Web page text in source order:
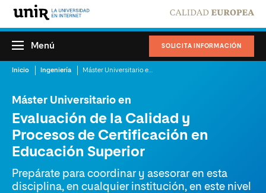
SOLICITA INFORMACIÓN
Menú
Inicio Ingeniería
Máster Universitario en
Evaluación de la Calidad y
Procesos de Certificación en
Educación Superior
Prepárate para coordinar y asesorar en esta
disciplina, en cualquier institución, en este nivel